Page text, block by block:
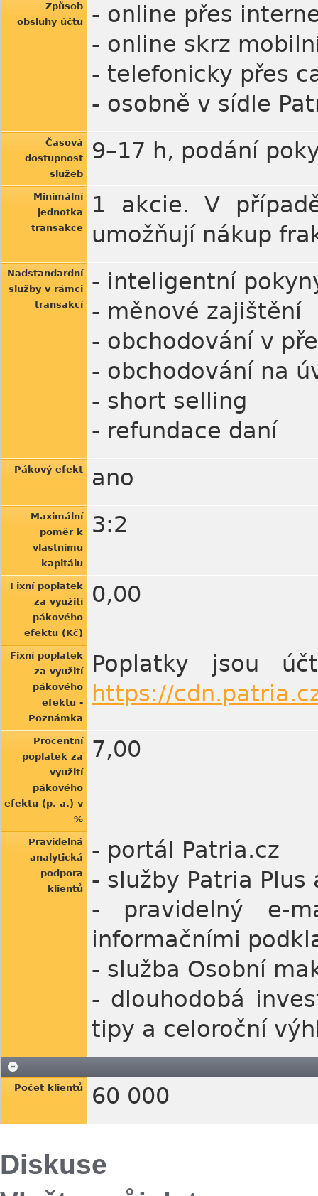
Způsob
obsluhy účtu
- online přes
- online skrz
- telefonicky přes
- osobně v sídle
Časová
dostupnost
služeb
9–17 h, podání
Minimální
jednotka
transakce
1 akcie. V
umožňují nákup
Nadstandardní
služby v rámci
transakcí
- inteligentní
- měnové zajištění
- obchodování v
- obchodování na
- short selling
- refundace daní
Pákový efekt ano
Maximální
poměr k
vlastnímu
kapitálu
3:2
Fixní poplatek
za využití
pákového
efektu (Kč)
0,00
Fixní poplatek
za využití
pákového
efektu -
Poznámka
Poplatky jsou
https://
Procentní
poplatek za
využití
pákového
efektu (p. a.) v
%
7,00
Pravidelná
analytická
podpora
klientů
- portál Patria.cz
- služby Patria Plus
- pravidelný e-
informačními
- služba Osobní
- dlouhodobá
tipy a celoroční
Počet klientů 60 000
Diskuse